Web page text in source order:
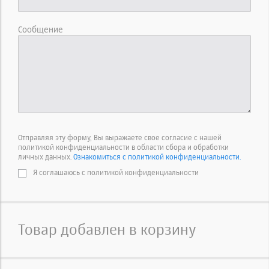
Сообщение
Отправляя эту форму, Вы выражаете свое согласие с нашей
политикой конфиденциальности в области сбора и обработки
личных данных. Ознакомиться с политикой конфиденциальности.
Я соглашаюсь с политикой конфиденциальности
Товар добавлен в корзину